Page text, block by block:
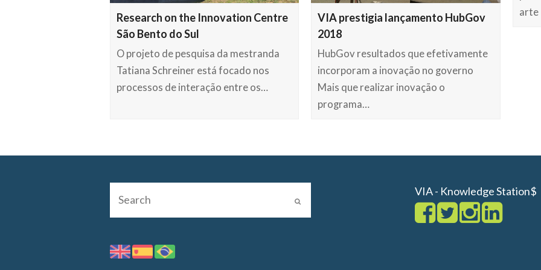
Research on the Innovation Centre
São Bento do Sul
O projeto de pesquisa da mestranda
Tatiana Schreiner está focado nos
processos de interação entre os…
VIA prestigia lançamento HubGov
2018
HubGov resultados que efetivamente
incorporam a inovação no governo
Mais que realizar inovação o
programa…
arte
VIA - Knowledge Station$